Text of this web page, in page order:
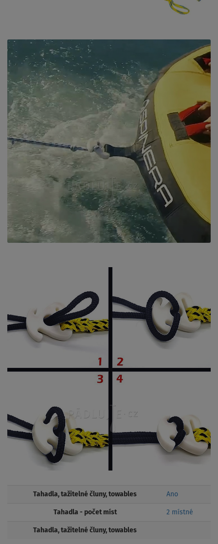
Tahadla, tažitelné čluny, towables Ano
Tahadla - počet míst 2 místné
Tahadla, tažitelné čluny, towables